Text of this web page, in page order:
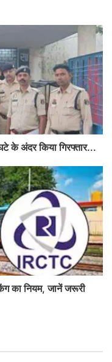
के अंदर किया गिरफ्तार...
का नियम, जानें जरूरी